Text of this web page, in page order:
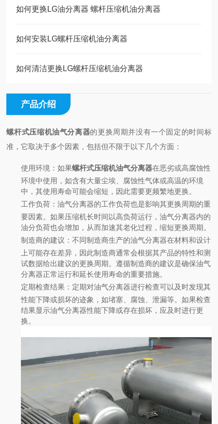
如何更换LG油分离器 螺杆压缩机油分离器
如何安装LG螺杆压缩机油分离器
如何清洁更换LG螺杆压缩机油分离器
产品介绍
螺杆式压缩机油气分离器的更换周期并没有一个固定的时间标
准，它取决于多个因素，包括但不限于以下几个方面：
使用环境 ：如果螺杆式压缩机油气分离器在恶劣或高腐蚀性
环境中使用，如含有大量尘埃、腐蚀性气体或高温的环境
中，其使用寿命可能会缩短，因此需要更频繁地更换。
工作负荷 ：油气分离器的工作负荷也是影响其更换周期的重
要因素。如果压缩机长时间以高负荷运行，油气分离器内的
油分负荷也会增加，从而加速其老化过程，缩短更换周期。
制造商的建议 ：不同制造商生产的油气分离器在材料和设计
上可能存在差异，因此制造商通常会根据其产品的特性和测
试数据给出建议的更换周期。遵循制造商的建议是确保油气
分离器正常运行和延长使用寿命的重要措施。
定期检查结果 ：定期对油气分离器进行检查可以及时发现其
性能下降或损坏的迹象，如堵塞、腐蚀、泄漏等。如果检查
结果显示油气分离器性能下降或存在损坏，应及时进行更
换。